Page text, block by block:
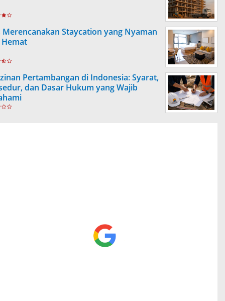
Merencanakan Staycation yang Nyaman
Pertambangan di Indonesia: Syarat,
dan Dasar Hukum yang Wajib